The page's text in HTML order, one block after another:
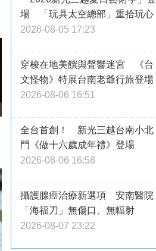
場 「玩具太空總部」重拾玩心
2026-08-05 17:23
穿梭在地美饌與聲響迷宮 《台
文怪物》特展台南老爺行旅登場
2026-08-06 16:51
全台首創！ 新光三越台南小北
門《做十六歲成年禮》登場
2026-08-06 16:58
攝護腺癌治療新選項 安南醫院
「海福刀」無傷口、無輻射
2026-08-07 23:22